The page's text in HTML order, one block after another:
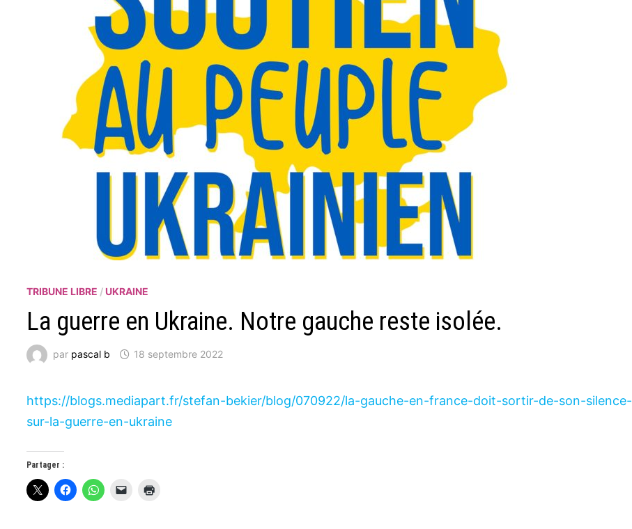
TRIBUNE LIBRE / UKRAINE
La guerre en Ukraine. Notre gauche reste isolée.
par pascal b 18 septembre 2022
https://blogs.mediapart.fr/stefan-bekier/blog/070922/la-gauche-en-france-doit-sortir-de-son-silence-
sur-la-guerre-en-ukraine
Partager :